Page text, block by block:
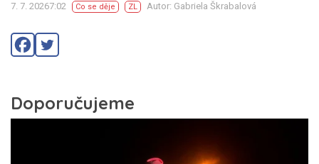
7. 7. 20267:02 Co se děje ZL Autor: Gabriela Škrabalová